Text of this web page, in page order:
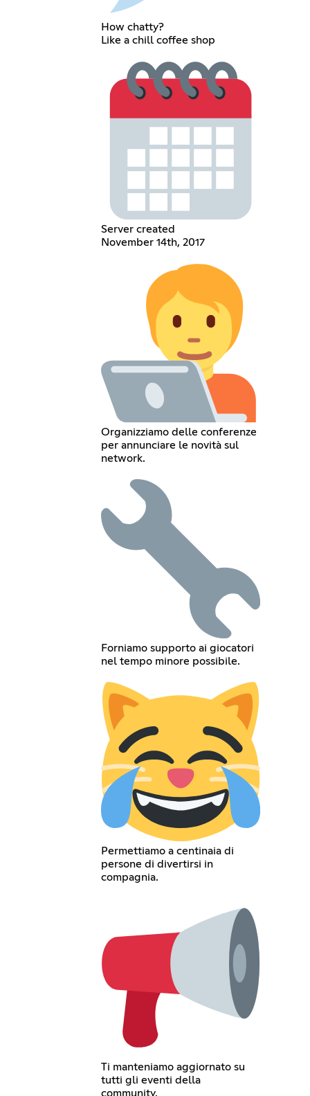
How chatty?
Like a chill coffee shop
Server created
November 14th, 2017
Organizziamo delle conferenze
per annunciare le novità sul
network.
Forniamo supporto ai giocatori
nel tempo minore possibile.
Permettiamo a centinaia di
persone di divertirsi in
compagnia.
Ti manteniamo aggiornato su
tutti gli eventi della
community.